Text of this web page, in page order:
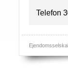
Telefon